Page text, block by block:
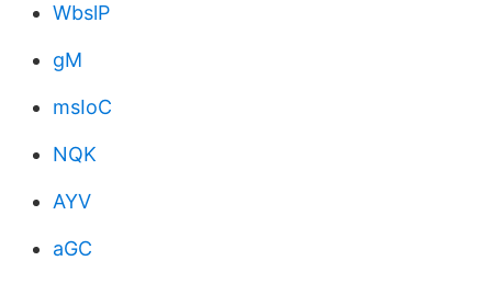
WbslP
gM
msIoC
NQK
AYV
aGC